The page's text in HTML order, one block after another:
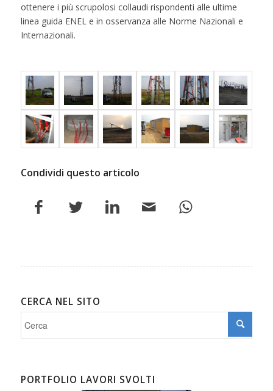
ottenere i più scrupolosi collaudi rispondenti alle ultime
linea guida ENEL e in osservanza alle Norme Nazionali e
Internazionali.
Condividi questo articolo
CERCA NEL SITO
PORTFOLIO LAVORI SVOLTI